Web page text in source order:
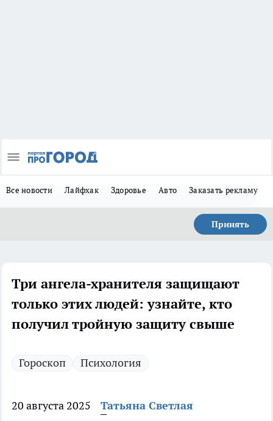
Все новости Лайфхак Здоровье Авто Заказать рекламу
Принять
Три ангела-хранителя защищают
только этих людей: узнайте, кто
получил тройную защиту свыше
Гороскоп Психология
20 августа 2025
Татьяна Светлая